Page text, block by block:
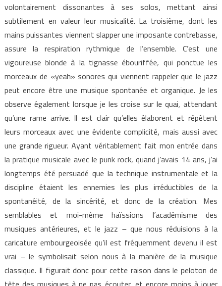
volontairement dissonantes à ses solos, mettant ainsi
subtilement en valeur leur musicalité. La troisième, dont les
mains puissantes viennent slapper une imposante contrebasse,
assure la respiration rythmique de l’ensemble. C’est une
vigoureuse blonde à la tignasse ébouriffée, qui ponctue les
morceaux de «yeah» sonores qui viennent rappeler que le jazz
peut encore être une musique spontanée et organique. Je les
observe également lorsque je les croise sur le quai, attendant
qu’une rame arrive. Il est clair qu’elles élaborent et répètent
leurs morceaux avec une évidente complicité, mais aussi avec
une grande rigueur. Ayant véritablement fait mon entrée dans
la pratique musicale avec le punk rock, quand j’avais 14 ans, j’ai
longtemps été persuadé que la technique instrumentale et la
discipline étaient les ennemies les plus irréductibles de la
spontanéité, de la sincérité, et donc de la création. Mes
semblables et moi-même haïssions l’académisme des
musiques antérieures, et le jazz – que nous réduisions à la
caricature embourgeoisée qu’il est fréquemment devenu il est
vrai – le symbolisait selon nous à la manière de la musique
classique. Il figurait donc pour cette raison dans le peloton de